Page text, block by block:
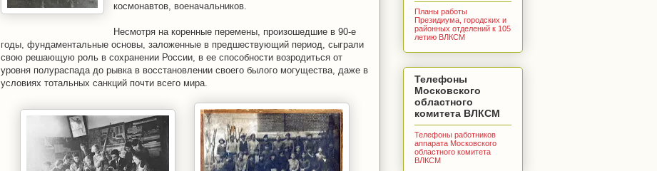
космонавтов, военачальников.
Несмотря на коренные перемены, произошедшие в 90-е
годы, фундаментальные основы, заложенные в предшествующий период, сыграли
свою решающую роль в сохранении России, в ее способности возродиться от
уровня полураспада до рывка в восстановлении своего былого могущества, даже в
условиях тотальных санкций почти всего мира.
Планы работы
Президиума, городских и
районных отделений к 105
летию ВЛКСМ
Телефоны
Московского
областного
комитета ВЛКСМ
Телефоны работников
аппарата Московского
областного комитета
ВЛКСМ